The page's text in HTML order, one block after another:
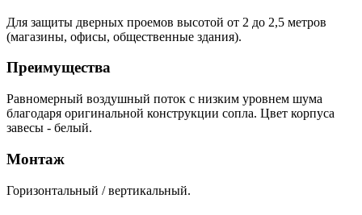
Для защиты дверных проемов высотой от 2 до 2,5 метров
(магазины, офисы, общественные здания).
Преимущества
Равномерный воздушный поток с низким уровнем шума
благодаря оригинальной конструкции сопла. Цвет корпуса
завесы - белый.
Монтаж
Горизонтальный / вертикальный.